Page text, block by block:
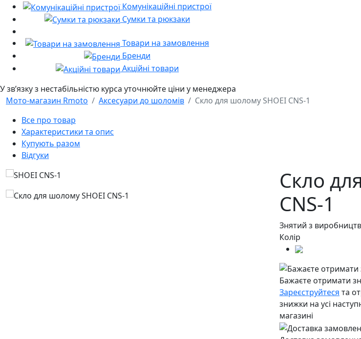
Комунікаційні пристрої
Сумки та рюкзаки
Товари на замовлення
Бренди
Акційні товари
У звʼязку з нестабільністю курса уточнюйте ціни у менеджера
Мото-магазин Rmoto
Аксесуари до шоломів
Скло для шолому SHOEI CNS-1
Все про товар
Характеристики та опис
Купують разом
Відгуки
Скло
CNS-1
Знятий з
Колір
Бажаєте отримати
Зареєструйтеся та
знижки на усі
магазині